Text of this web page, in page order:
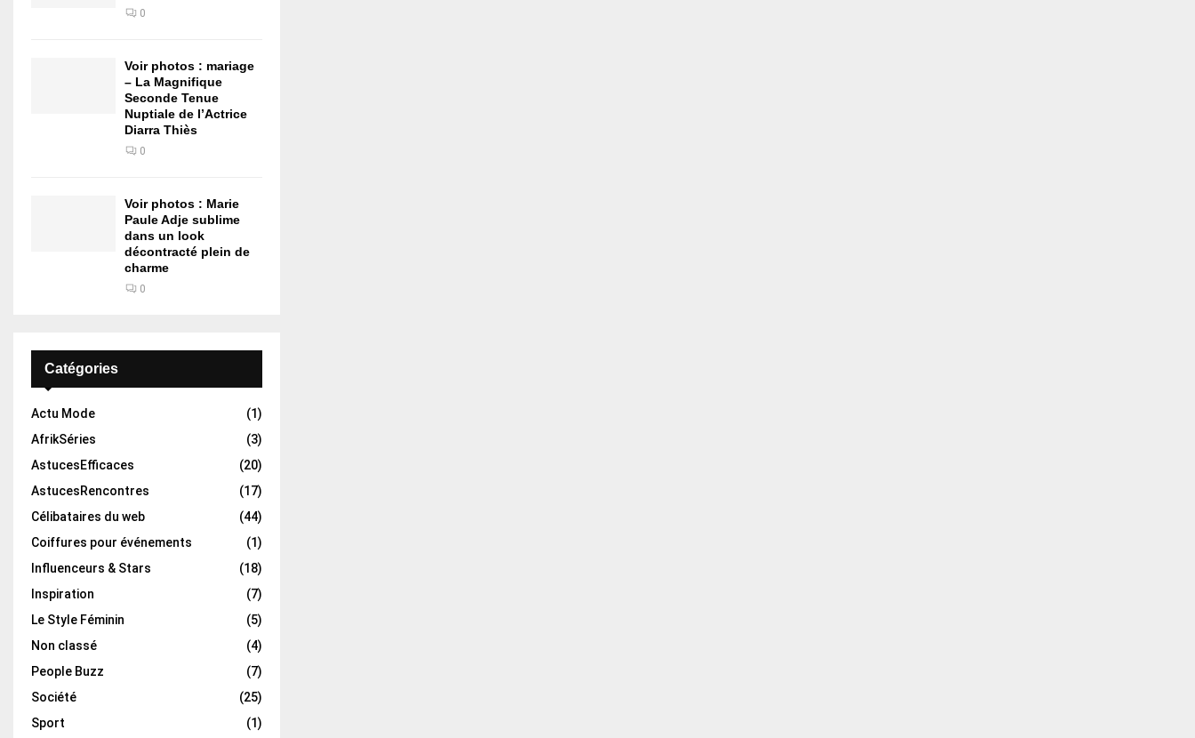
0
Voir photos : mariage
– La Magnifique
Seconde Tenue
Nuptiale de l’Actrice
Diarra Thiès
0
Voir photos : Marie
Paule Adje sublime
dans un look
décontracté plein de
charme
0
Catégories
Actu Mode
(1)
AfrikSéries
(3)
AstucesEfficaces
(20)
AstucesRencontres
(17)
Célibataires du web
(44)
Coiffures pour événements
(1)
Influenceurs & Stars
(18)
Inspiration
(7)
Le Style Féminin
(5)
Non classé
(4)
People Buzz
(7)
Société
(25)
Sport
(1)